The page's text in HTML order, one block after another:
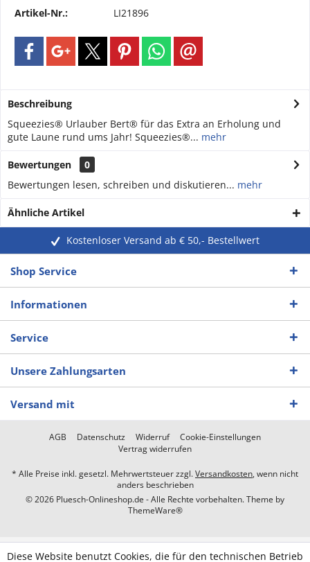
Artikel-Nr.: LI21896
Beschreibung
Squeezies® Urlauber Bert® für das Extra an Erholung und
gute Laune rund ums Jahr! Squeezies®... mehr
Bewertungen
0
Bewertungen lesen, schreiben und diskutieren... mehr
Ähnliche Artikel
Kostenloser Versand ab € 50,- Bestellwert
Shop Service
Informationen
Service
Unsere Zahlungsarten
Versand mit
AGB Datenschutz Widerruf
Cookie-Einstellungen
Vertrag widerrufen
* Alle Preise inkl. gesetzl. Mehrwertsteuer zzgl.Versandkosten, wenn nicht
anders beschrieben
© 2026 Pluesch-Onlineshop.de - Alle Rechte vorbehalten. Theme by
ThemeWare®
Diese Website benutzt Cookies, die für den technischen Betrieb